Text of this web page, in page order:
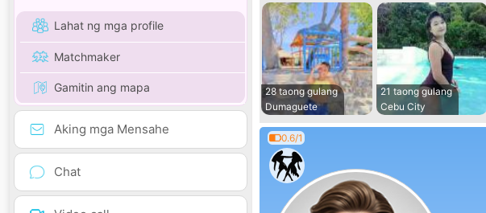
Lahat ng mga profile
Matchmaker
Gamitin ang mapa
Aking mga Mensahe
Chat
28 taong gulang
Dumaguete
21 taong gulang
Cebu City
0.6/1